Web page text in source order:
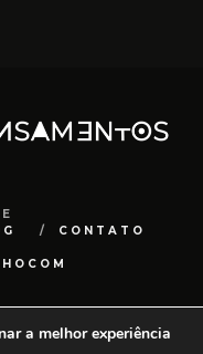
CONTATO
a melhor experiência